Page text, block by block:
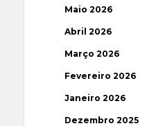
Maio 2026
Abril 2026
Março 2026
Fevereiro 2026
Janeiro 2026
Dezembro 2025